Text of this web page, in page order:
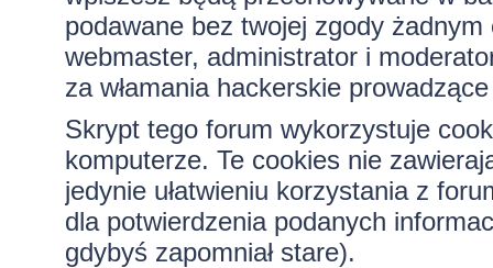
podawane bez twojej zgody
webmaster, administrator i
za włamania hackerskie
Skrypt tego forum wykorzystuje
komputerze. Te cookies nie
jedynie ułatwieniu korzystania z
dla potwierdzenia podanych
gdybyś zapomniał stare).